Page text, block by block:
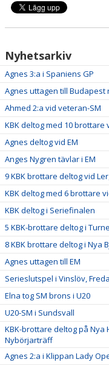
Nyhetsarkiv
Agnes 3:a i Spaniens GP
Agnes uttagen till
Ahmed 2:a vid veteran-SM
KBK deltog med 10 brottare
Agnes deltog vid EM
Anges Nygren tävlar i EM
9 KBK brottare deltog vid
KBK deltog med 6 brottare
KBK deltog i Seriefinalen
5 KBK-brottare deltog i
8 KBK brottare deltog i Nya
Agnes uttagen till EM
Serieslutspel i Vinslöv,
Elna tog SM brons i U20
U20-SM i Sundsvall
KBK-brottare deltog på
Nybörjarträff
Agnes 2:a i Klippan Lady